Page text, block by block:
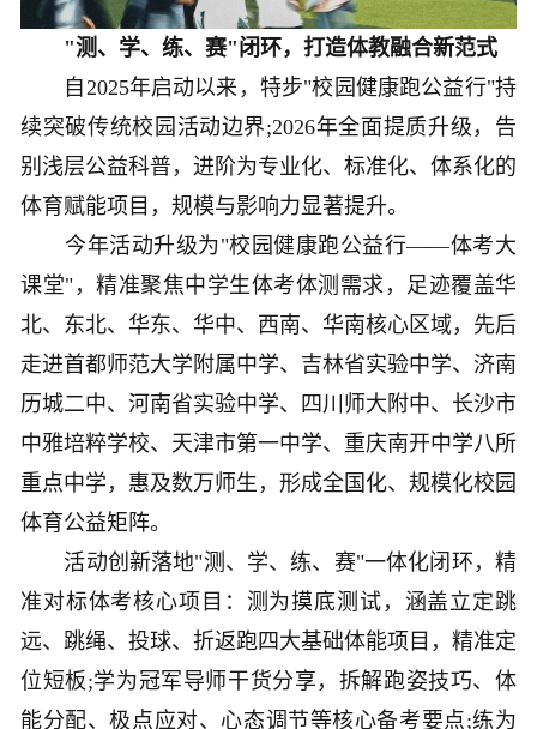
"测、学、练、赛"闭环，打造体教融合新范式
自2025年启动以来，特步"校园健康跑公益行"持
续突破传统校园活动边界;2026年全面提质升级，告
别浅层公益科普，进阶为专业化、标准化、体系化的
体育赋能项目，规模与影响力显著提升。
今年活动升级为"校园健康跑公益行——体考大
课堂"，精准聚焦中学生体考体测需求，足迹覆盖华
北、东北、华东、华中、西南、华南核心区域，先后
走进首都师范大学附属中学、吉林省实验中学、济南
历城二中、河南省实验中学、四川师大附中、长沙市
中雅培粹学校、天津市第一中学、重庆南开中学八所
重点中学，惠及数万师生，形成全国化、规模化校园
体育公益矩阵。
活动创新落地"测、学、练、赛"一体化闭环，精
准对标体考核心项目：测为摸底测试，涵盖立定跳
远、跳绳、投球、折返跑四大基础体能项目，精准定
位短板;学为冠军导师干货分享，拆解跑姿技巧、体
能分配、极点应对、心态调节等核心备考要点;练为